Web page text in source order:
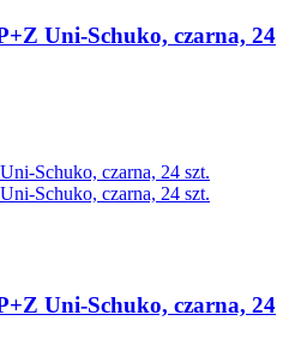
Uni-Schuko, czarna, 24
Uni-Schuko, czarna, 24